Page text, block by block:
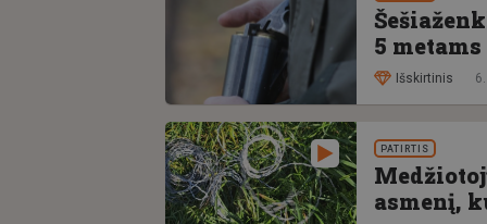
5 metams
Išskirtinis
PATIRTIS
asmenį,